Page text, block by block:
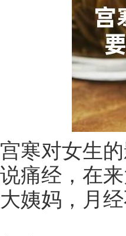
宫寒对女生
说痛经，在
大姨妈，月经